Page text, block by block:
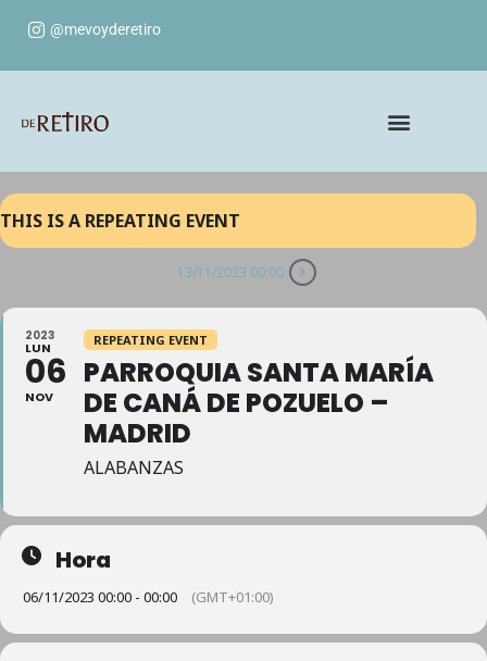
@mevoyderetiro
THIS IS A REPEATING EVENT
13/11/2023 00:00
2023
LUN
06
NOV
REPEATING EVENT
PARROQUIA SANTA MARÍA
DE CANÁ DE POZUELO –
MADRID
ALABANZAS
Hora
06/11/2023 00:00 - 00:00 (GMT+01:00)